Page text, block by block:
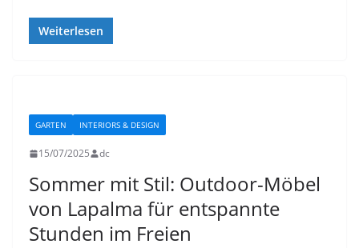
Weiterlesen
GARTEN INTERIORS & DESIGN
15/07/2025 dc
Sommer mit Stil: Outdoor-Möbel
von Lapalma für entspannte
Stunden im Freien